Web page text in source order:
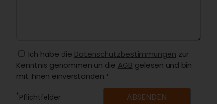
Ich habe die Datenschutzbestimmungen zur
Kenntnis genommen un die AGB gelesen und bin
mit ihnen einverstanden.*
*Pflichtfelder